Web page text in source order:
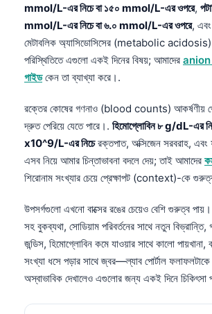
mmol/L-এর নিচে বা ১৫০ mmol/L-এর ওপরে,
mmol/L-এর নিচে বা ৬.০ mmol/L-এর ওপরে, এবং
মেটাবলিক অ্যাসিডোসিসের (metabolic acidosis)
পরিস্থিতিতে এগুলো একই দিনের বিষয়; আমাদের anion
গাইডকেন তা ব্যাখ্যা করে।.
রক্তের কোষের গণনাও (blood counts) আকর্ষণীয়
দ্রুত পেরিয়ে যেতে পারে।. হিমোগ্লোবিন ৮ g/dL-এর
x10^9/L-এর নিচেরক্তপাত, অক্সিজেন সরবরাহ,
এসব নিয়ে আমার চিন্তাভাবনা বদলে দেয়; তাই আমাদের
শিরোনাম সংখ্যার চেয়ে প্রেক্ষাপট (context)-কে
উপসর্গগুলো এখনো বাক্সের রঙের চেয়েও বেশি গুরুত্ব
সহ বুকব্যথা, সোডিয়াম পরিবর্তনের সাথে নতুন বিভ্রান্তি,
জন্ডিস, হিমোগ্লোবিন কমে যাওয়ার সাথে কালো পায়খানা,
সংখ্যা ধসে পড়ার সাথে জ্বর—ল্যাব পোর্টাল
অস্বাভাবিক দেখালেও এগুলোর জন্য একই দিনে চিকিৎসা
اردو
मराठी
ગુજરાતી
ಕನ್ನಡ
മലയാളം
Bahasa Melayu
Tiếng Việt
Tagalog
ဗမာစာ